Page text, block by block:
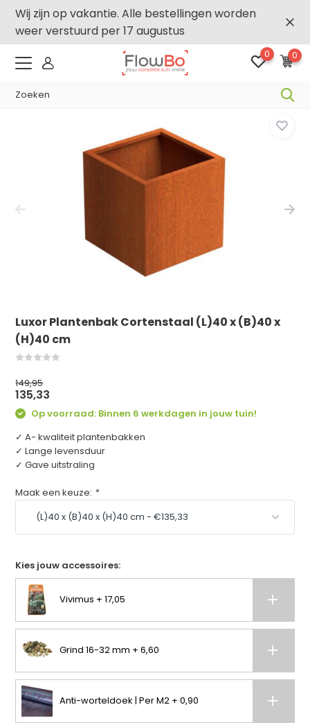
Wij zijn op vakantie. Alle bestellingen worden
weer verstuurd per 17 augustus
0 0
Luxor Plantenbak Cortenstaal (L)40 x (B)40 x
(H)40 cm
149,95
135,33
Op voorraad: Binnen 6 werkdagen in jouw tuin!
✓ A- kwaliteit plantenbakken
✓ Lange levensduur
✓ Gave uitstraling
Maak een keuze: *
Kies jouw accessoires:
Vivimus + 17,05
Grind 16-32 mm + 6,60
Anti-worteldoek | Per M2 + 0,90